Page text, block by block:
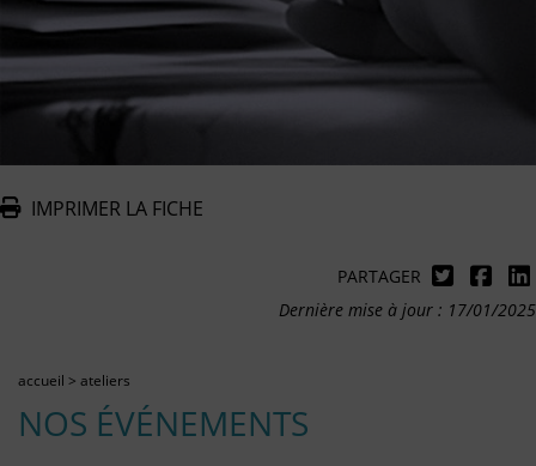
IMPRIMER LA FICHE
PARTAGER
Dernière mise à jour : 17/01/2025
accueil > ateliers
NOS ÉVÉNEMENTS